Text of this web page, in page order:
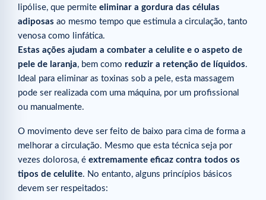
lipólise, que permite eliminar a gordura das células
adiposas ao mesmo tempo que estimula a circulação, tanto
venosa como linfática.
Estas ações ajudam a combater a celulite e o aspeto de
pele de laranja, bem como reduzir a retenção de líquidos.
Ideal para eliminar as toxinas sob a pele, esta massagem
pode ser realizada com uma máquina, por um profissional
ou manualmente.
O movimento deve ser feito de baixo para cima de forma a
melhorar a circulação. Mesmo que esta técnica seja por
vezes dolorosa, é extremamente eficaz contra todos os
tipos de celulite. No entanto, alguns princípios básicos
devem ser respeitados: